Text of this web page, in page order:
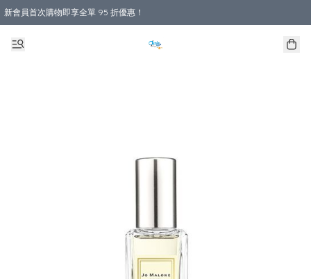
新會員首次購物即享全單 95 折優惠！
購物滿 HKD 800.00即享免運費優惠！（適用於 本地送貨、本地取貨 )